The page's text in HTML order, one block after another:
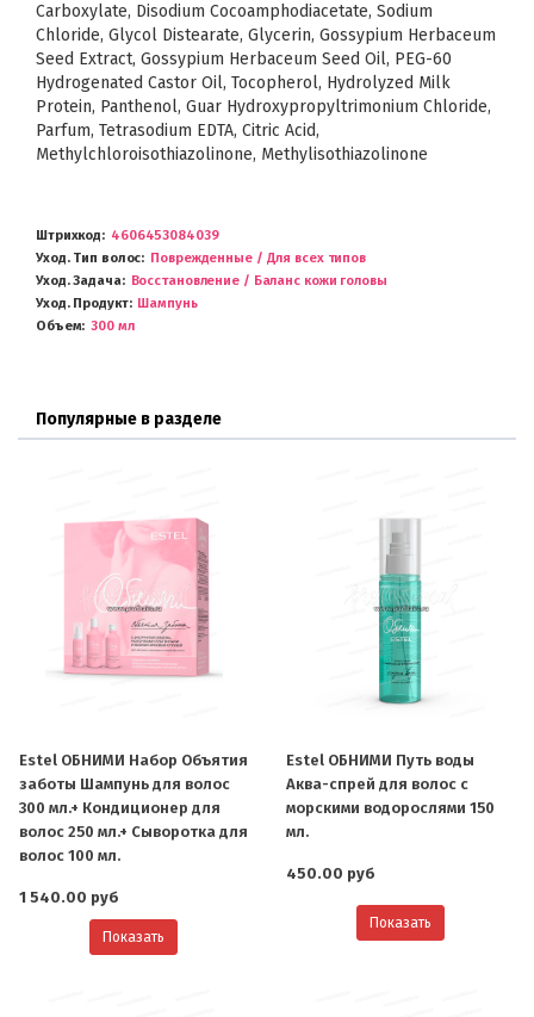
Carboxylate, Disodium Cocoamphodiacetate, Sodium
Chloride, Glycol Distearate, Glycerin, Gossypium Herbaceum
Seed Extract, Gossypium Herbaceum Seed Oil, PEG-60
Hydrogenated Castor Oil, Tocopherol, Hydrolyzed Milk
Protein, Panthenol, Guar Hydroxypropyltrimonium Chloride,
Parfum, Tetrasodium EDTA, Citric Acid,
Methylchloroisothiazolinone, Methylisothiazolinone
Штрихкод
4606453084039
Уход. Тип волос
Поврежденные / Для всех типов
Уход. Задача
Восстановление / Баланс кожи головы
Уход. Продукт
Шампунь
Объем
300 мл
Популярные в разделе
Estel ОБНИМИ Набор Объятия
заботы Шампунь для волос
300 мл.+ Кондиционер для
волос 250 мл.+ Сыворотка для
волос 100 мл.
1 540.00 руб
Показать
Estel ОБНИМИ Путь воды
Аква-спрей для волос с
морскими водорослями 150
мл.
450.00 руб
Показать